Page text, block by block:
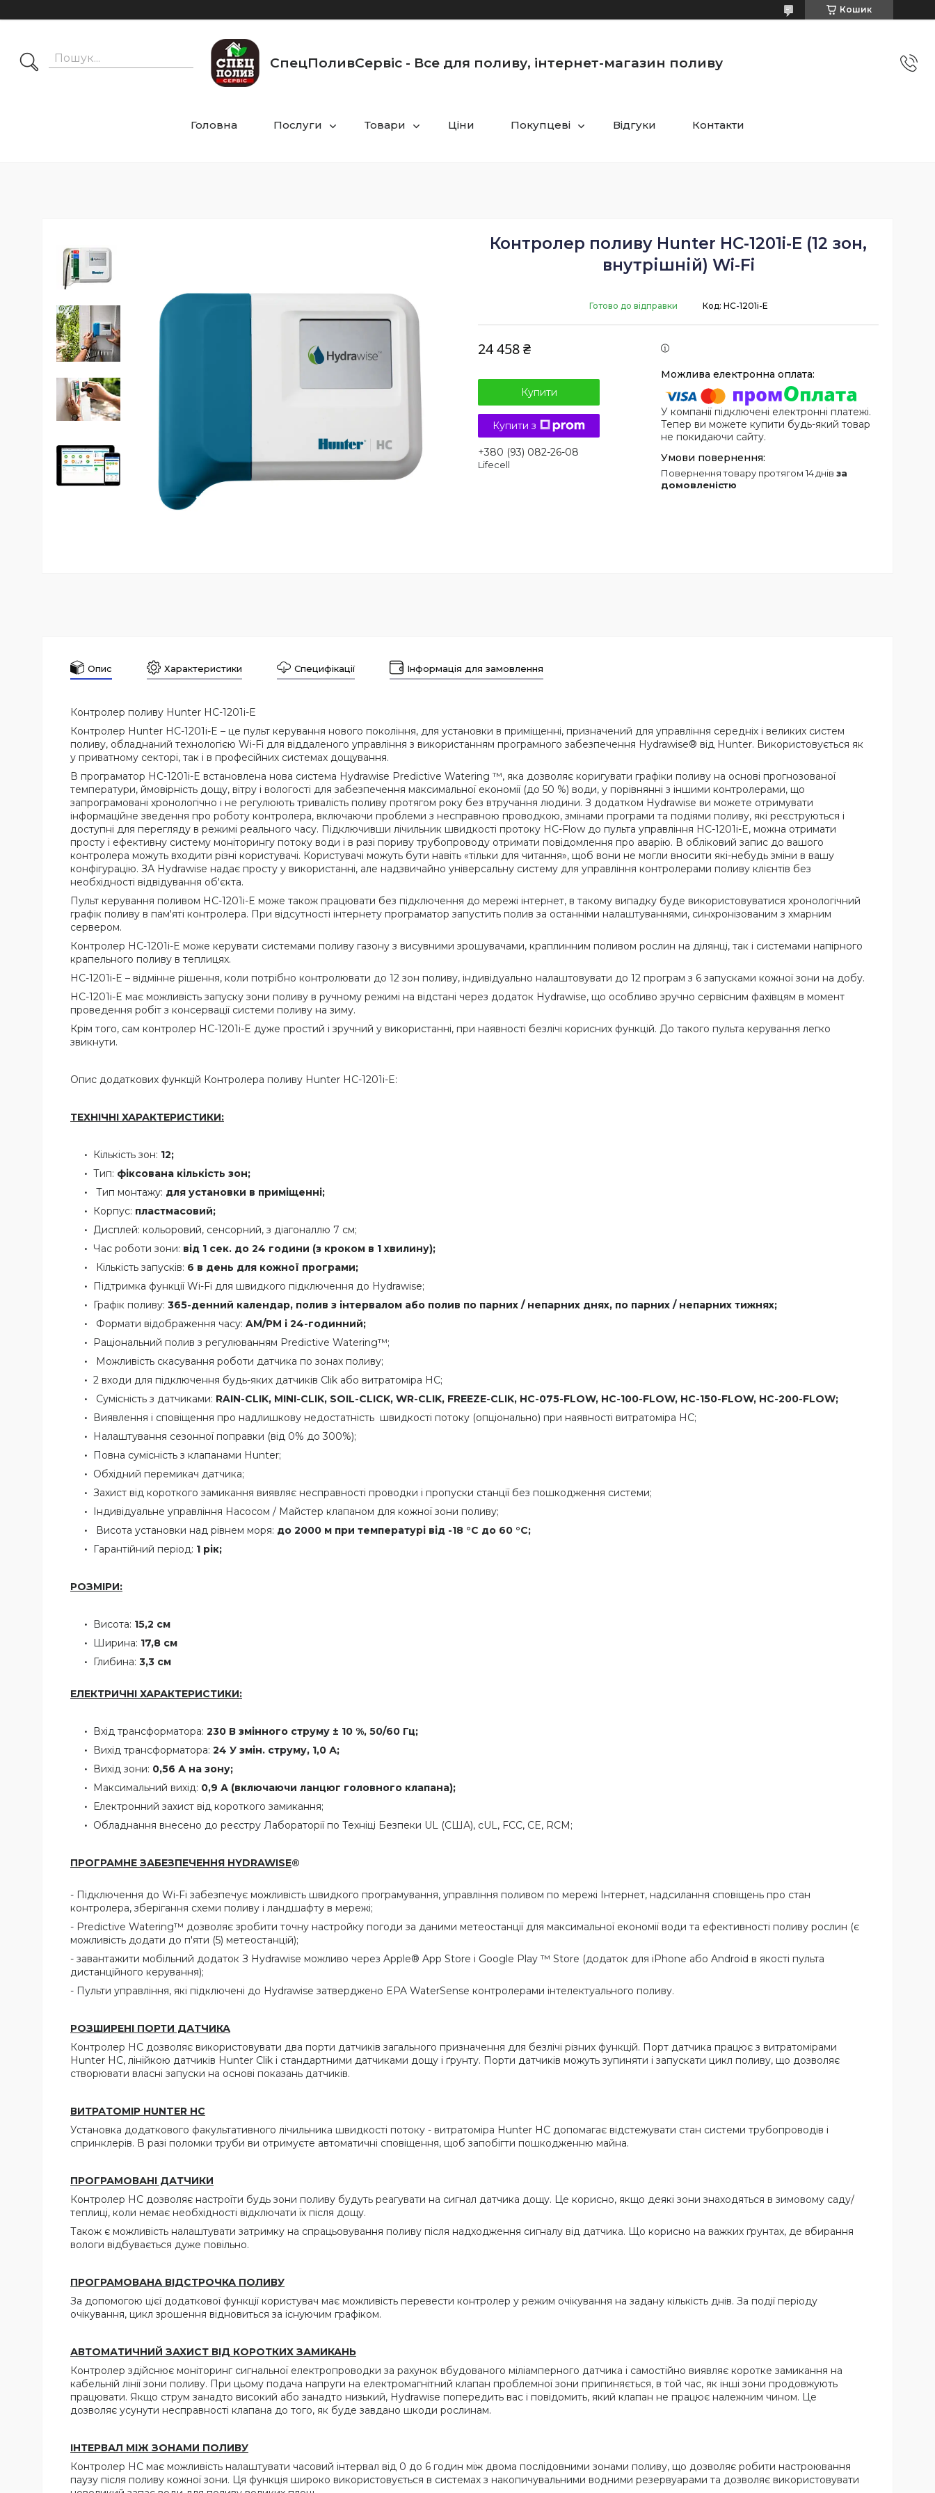
Кошик
СпецПоливСервіс - Все для поливу, інтернет-магазин поливу
Головна Послуги Товари Ціни Покупцеві Відгуки Контакти
Контролер поливу Hunter HC-1201i-E (12 зон,
внутрішній) Wi-Fi
Готово до відправки Код: HC-1201i-E
24 458 ₴
Купити
Купити з
+380 (93) 082-26-08
Lifecell
У компанії підключені електронні платежі.
Тепер ви можете купити будь-який товар
не покидаючи сайту.
повернення товару протягом 14 днів за
домовленістю
Опис Характеристики Специфікації Інформація для замовлення
Контролер поливу Hunter HC-1201i-E
Контролер Hunter HC-1201i-E – це пульт керування нового покоління, для установки в приміщенні, призначений для управління середніх і великих систем
поливу, обладнаний технологією Wi-Fi для віддаленого управління з використанням програмного забезпечення Hydrawise® від Hunter. Використовується як
у приватному секторі, так і в професійних системах дощування.
В програматор HC-1201i-E встановлена нова система Hydrawise Predictive Watering ™, яка дозволяє коригувати графіки поливу на основі прогнозованої
температури, ймовірність дощу, вітру і вологості для забезпечення максимальної економії (до 50 %) води, у порівнянні з іншими контролерами, що
запрограмовані хронологічно і не регулюють тривалість поливу протягом року без втручання людини. З додатком Hydrawise ви можете отримувати
інформаційне зведення про роботу контролера, включаючи проблеми з несправною проводкою, змінами програми та подіями поливу, які реєструються і
доступні для перегляду в режимі реального часу. Підключивши лічильник швидкості протоку HC-Flow до пульта управління HC-1201i-E, можна отримати
просту і ефективну систему моніторингу потоку води і в разі пориву трубопроводу отримати повідомлення про аварію. В обліковий запис до вашого
контролера можуть входити різні користувачі. Користувачі можуть бути навіть «тільки для читання», щоб вони не могли вносити які-небудь зміни в вашу
конфігурацію. ЗА Hydrawise надає просту у використанні, але надзвичайно універсальну систему для управління контролерами поливу клієнтів без
необхідності відвідування об'єкта.
Пульт керування поливом HC-1201i-E може також працювати без підключення до мережі інтернет, в такому випадку буде використовуватися хронологічний
графік поливу в пам'яті контролера. При відсутності інтернету програматор запустить полив за останніми налаштуваннями, синхронізованим з хмарним
сервером.
Контролер HC-1201i-E може керувати системами поливу газону з висувними зрошувачами, краплинним поливом рослин на ділянці, так і системами напірного
крапельного поливу в теплицях.
HC-1201i-E – відмінне рішення, коли потрібно контролювати до 12 зон поливу, індивідуально налаштовувати до 12 програм з 6 запусками кожної зони на добу.
HC-1201i-E має можливість запуску зони поливу в ручному режимі на відстані через додаток Hydrawise, що особливо зручно сервісним фахівцям в момент
проведення робіт з консервації системи поливу на зиму.
Крім того, сам контролер HC-1201i-E дуже простий і зручний у використанні, при наявності безлічі корисних функцій. До такого пульта керування легко
звикнути.
Опис додаткових функцій Контролера поливу Hunter HC-1201i-E:
ТЕХНІЧНІ ХАРАКТЕРИСТИКИ:
Кількість зон: 12;
Тип: фіксована кількість зон;
Тип монтажу: для установки в приміщенні;
Корпус: пластмасовий;
Дисплей: кольоровий, сенсорний, з діагоналлю 7 см;
Час роботи зони: від 1 сек. до 24 години (з кроком в 1 хвилину);
Кількість запусків: 6 в день для кожної програми;
Підтримка функції Wi-Fi для швидкого підключення до Hydrawise;
Графік поливу: 365-денний календар, полив з інтервалом або полив по парних / непарних днях, по парних / непарних тижнях;
Формати відображення часу: AM/PM і 24-годинний;
Раціональний полив з регулюванням Predictive Watering™;
Можливість скасування роботи датчика по зонах поливу;
2 входи для підключення будь-яких датчиків Clik або витратоміра HC;
Сумісність з датчиками: RAIN-CLIK, MINI-CLIK, SOIL-CLICK, WR-CLIK, FREEZE-CLIK, HC-075-FLOW, HC-100-FLOW, HC-150-FLOW, HC-200-FLOW;
Виявлення і сповіщення про надлишкову недостатність швидкості потоку (опціонально) при наявності витратоміра НС;
Налаштування сезонної поправки (від 0% до 300%);
Повна сумісність з клапанами Hunter;
Обхідний перемикач датчика;
Захист від короткого замикання виявляє несправності проводки і пропуски станції без пошкодження системи;
Індивідуальне управління Насосом / Майстер клапаном для кожної зони поливу;
Висота установки над рівнем моря: до 2000 м при температурі від -18 °C до 60 °C;
Гарантійний період: 1 рік;
РОЗМІРИ:
Висота: 15,2 см
Ширина: 17,8 см
Глибина: 3,3 см
ЕЛЕКТРИЧНІ ХАРАКТЕРИСТИКИ:
Вхід трансформатора: 230 В змінного струму ± 10 %, 50/60 Гц;
Вихід трансформатора: 24 У змін. струму, 1,0 А;
Вихід зони: 0,56 А на зону;
Максимальний вихід: 0,9 А (включаючи ланцюг головного клапана);
Електронний захист від короткого замикання;
Обладнання внесено до реєстру Лабораторії по Техніці Безпеки UL (США), cUL, FCC, CE, RCM;
ПРОГРАМНЕ ЗАБЕЗПЕЧЕННЯ HYDRAWISE®
- Підключення до Wi-Fi забезпечує можливість швидкого програмування, управління поливом по мережі Інтернет, надсилання сповіщень про стан
контролера, зберігання схеми поливу і ландшафту в мережі;
- Predictive Watering™ дозволяє зробити точну настройку погоди за даними метеостанції для максимальної економії води та ефективності поливу рослин (є
можливість додати до п'яти (5) метеостанцій);
- завантажити мобільний додаток З Hydrawise можливо через Apple® App Store і Google Play ™ Store (додаток для iPhone або Android в якості пульта
дистанційного керування);
- Пульти управління, які підключені до Hydrawise затверджено EPA WaterSense контролерами інтелектуального поливу.
РОЗШИРЕНІ ПОРТИ ДАТЧИКА
Контролер HC дозволяє використовувати два порти датчиків загального призначення для безлічі різних функцій. Порт датчика працює з витратомірами
Hunter HC, лінійкою датчиків Hunter Clik і стандартними датчиками дощу і ґрунту. Порти датчиків можуть зупиняти і запускати цикл поливу, що дозволяє
створювати власні запуски на основі показань датчиків.
ВИТРАТОМІР HUNTER HC
Установка додаткового факультативного лічильника швидкості потоку - витратоміра Hunter НС допомагає відстежувати стан системи трубопроводів і
спринклерів. В разі поломки труби ви отримуєте автоматичні сповіщення, щоб запобігти пошкодженню майна.
ПРОГРАМОВАНІ ДАТЧИКИ
Контролер HC дозволяє настроїти будь зони поливу будуть реагувати на сигнал датчика дощу. Це корисно, якщо деякі зони знаходяться в зимовому саду/
теплиці, коли немає необхідності відключати їх після дощу.
Також є можливість налаштувати затримку на спрацьовування поливу після надходження сигналу від датчика. Що корисно на важких ґрунтах, де вбирання
вологи відбувається дуже повільно.
ПРОГРАМОВАНА ВІДСТРОЧКА ПОЛИВУ
За допомогою цієї додаткової функції користувач має можливість перевести контролер у режим очікування на задану кількість днів. За події періоду
очікування, цикл зрошення відновиться за існуючим графіком.
АВТОМАТИЧНИЙ ЗАХИСТ ВІД КОРОТКИХ ЗАМИКАНЬ
Контролер здійснює моніторинг сигнальної електропроводки за рахунок вбудованого міліамперного датчика і самостійно виявляє коротке замикання на
кабельній лінії зони поливу. При цьому подача напруги на електромагнітний клапан проблемної зони припиняється, в той час, як інші зони продовжують
працювати. Якщо струм занадто високий або занадто низький, Hydrawise попередить вас і повідомить, який клапан не працює належним чином. Це
дозволяє усунути несправності клапана до того, як буде завдано шкоди рослинам.
ІНТЕРВАЛ МІЖ ЗОНАМИ ПОЛИВУ
Контролер HC має можливість налаштувати часовий інтервал від 0 до 6 годин між двома послідовними зонами поливу, що дозволяє робити настроювання
паузу після поливу кожної зони. Ця функція широко використовується в системах з накопичувальними водними резервуарами та дозволяє використовувати